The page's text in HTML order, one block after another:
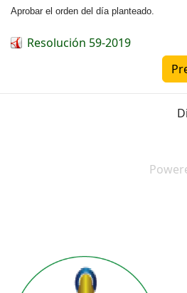
Aprobar el orden del día planteado.
Resolución 59-2019